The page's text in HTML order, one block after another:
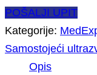
POŠALJI UPIT
Kategorije:
Samostojeći
Opis